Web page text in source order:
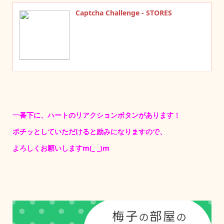
Captcha Challenge - STORES
一番下に、ハートのリアクションボタンがあります！
ポチッとしていただけると励みになりますので、
よろしくお願いしますm(_ _)m